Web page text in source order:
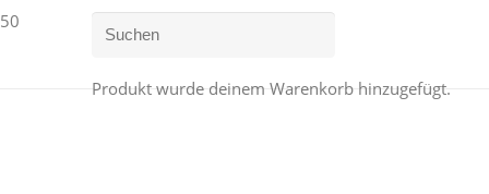
Produkt wurde deinem Warenkorb hinzugefügt.